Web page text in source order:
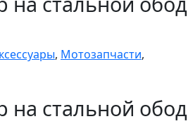
, Мотозапчасти,
на стальной обод